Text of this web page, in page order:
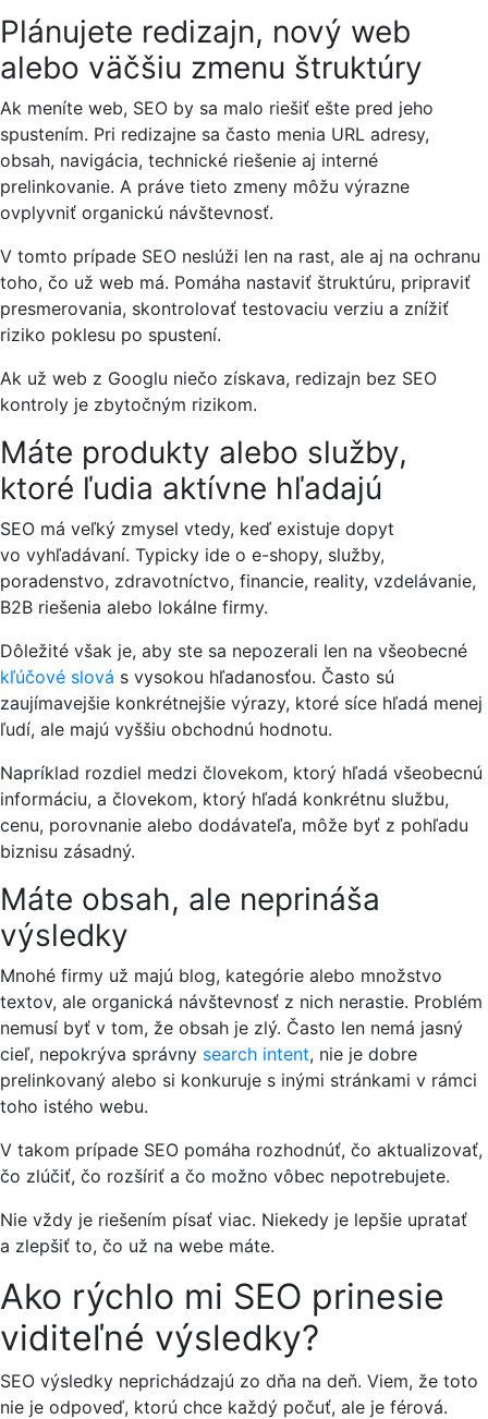
Plánujete redizajn, nový web
alebo väčšiu zmenu štruktúry
Ak meníte web, SEO by sa malo riešiť ešte pred jeho
spustením. Pri redizajne sa často menia URL adresy,
obsah, navigácia, technické riešenie aj interné
prelinkovanie. A práve tieto zmeny môžu výrazne
ovplyvniť organickú návštevnosť.
V tomto prípade SEO neslúži len na rast, ale aj na ochranu
toho, čo už web má. Pomáha nastaviť štruktúru, pripraviť
presmerovania, skontrolovať testovaciu verziu a znížiť
riziko poklesu po spustení.
Ak už web z Googlu niečo získava, redizajn bez SEO
kontroly je zbytočným rizikom.
Máte produkty alebo služby,
ktoré ľudia aktívne hľadajú
SEO má veľký zmysel vtedy, keď existuje dopyt
vo vyhľadávaní. Typicky ide o e-shopy, služby,
poradenstvo, zdravotníctvo, financie, reality, vzdelávanie,
B2B riešenia alebo lokálne firmy.
Dôležité však je, aby ste sa nepozerali len na všeobecné
kľúčové slová s vysokou hľadanosťou. Často sú
zaujímavejšie konkrétnejšie výrazy, ktoré síce hľadá menej
ľudí, ale majú vyššiu obchodnú hodnotu.
Napríklad rozdiel medzi človekom, ktorý hľadá všeobecnú
informáciu, a človekom, ktorý hľadá konkrétnu službu,
cenu, porovnanie alebo dodávateľa, môže byť z pohľadu
biznisu zásadný.
Máte obsah, ale neprináša
výsledky
Mnohé firmy už majú blog, kategórie alebo množstvo
textov, ale organická návštevnosť z nich nerastie. Problém
nemusí byť v tom, že obsah je zlý. Často len nemá jasný
cieľ, nepokrýva správny search intent, nie je dobre
prelinkovaný alebo si konkuruje s inými stránkami v rámci
toho istého webu.
V takom prípade SEO pomáha rozhodnúť, čo aktualizovať,
čo zlúčiť, čo rozšíriť a čo možno vôbec nepotrebujete.
Nie vždy je riešením písať viac. Niekedy je lepšie upratať
a zlepšiť to, čo už na webe máte.
Ako rýchlo mi SEO prinesie
viditeľné výsledky?
SEO výsledky neprichádzajú zo dňa na deň. Viem, že toto
nie je odpoveď, ktorú chce každý počuť, ale je férová.